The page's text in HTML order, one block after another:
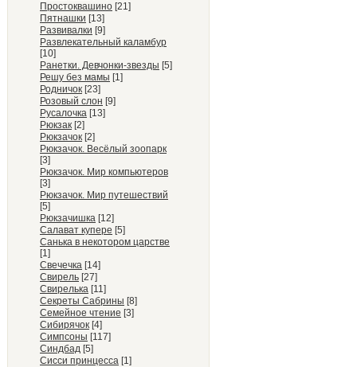
Простоквашино [21]
Пятнашки [13]
Развивалки [9]
Развлекательный каламбур
[10]
Ранетки. Девчонки-звезды [5]
Решу без мамы [1]
Родничок [23]
Розовый слон [9]
Русалочка [13]
Рюкзак [2]
Рюкзачок [2]
Рюкзачок. Весёлый зоопарк
[3]
Рюкзачок. Мир компьютеров
[3]
Рюкзачок. Мир путешествий
[5]
Рюкзачишка [12]
Салават купере [5]
Санька в некотором царстве
[1]
Свечечка [14]
Свирель [27]
Свирелька [11]
Секреты Сабрины [8]
Семейное чтение [3]
Сибирячок [4]
Симпсоны [117]
Синдбад [5]
Сисси принцесса [1]